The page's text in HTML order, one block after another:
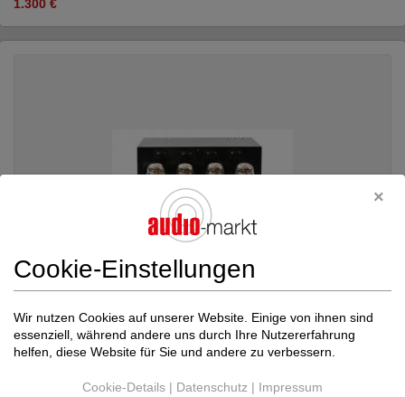
1.300 €
PrimaLunaProLogue Premium Integrated Amp...
Röhren-Vollverstärker
Cookie-Einstellungen
Wir nutzen Cookies auf unserer Website. Einige von ihnen sind
essenziell, während andere uns durch Ihre Nutzererfahrung
helfen, diese Website für Sie und andere zu verbessern.
Cookie-Details | Datenschutz | Impressum